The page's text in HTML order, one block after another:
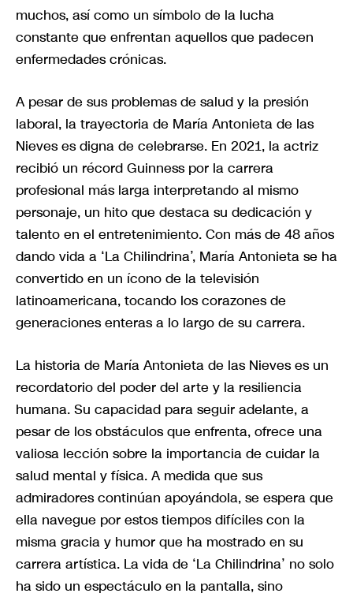
muchos, así como un símbolo de la lucha
constante que enfrentan aquellos que padecen
enfermedades crónicas.
A pesar de sus problemas de salud y la presión
laboral, la trayectoria de María Antonieta de las
Nieves es digna de celebrarse. En 2021, la actriz
recibió un récord Guinness por la carrera
profesional más larga interpretando al mismo
personaje, un hito que destaca su dedicación y
talento en el entretenimiento. Con más de 48 años
dando vida a ‘La Chilindrina’, María Antonieta se ha
convertido en un ícono de la televisión
latinoamericana, tocando los corazones de
generaciones enteras a lo largo de su carrera.
La historia de María Antonieta de las Nieves es un
recordatorio del poder del arte y la resiliencia
humana. Su capacidad para seguir adelante, a
pesar de los obstáculos que enfrenta, ofrece una
valiosa lección sobre la importancia de cuidar la
salud mental y física. A medida que sus
admiradores continúan apoyándola, se espera que
ella navegue por estos tiempos difíciles con la
misma gracia y humor que ha mostrado en su
carrera artística. La vida de ‘La Chilindrina’ no solo
ha sido un espectáculo en la pantalla, sino